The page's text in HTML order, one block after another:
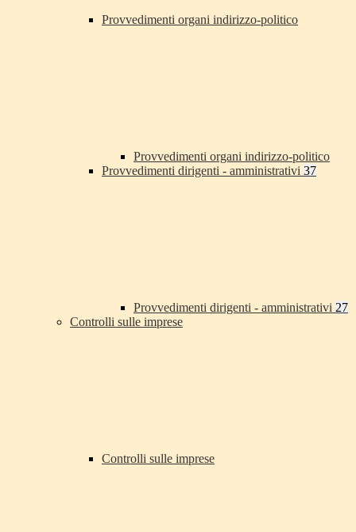
Provvedimenti organi indirizzo-politico
Provvedimenti organi indirizzo-politico
Provvedimenti dirigenti - amministrativi 37
Provvedimenti dirigenti - amministrativi 27
Controlli sulle imprese
Controlli sulle imprese